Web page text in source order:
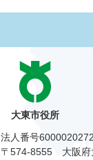
大東市役所
法人番号
〒574-8555 大阪府